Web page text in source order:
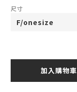
尺寸
加入購物車